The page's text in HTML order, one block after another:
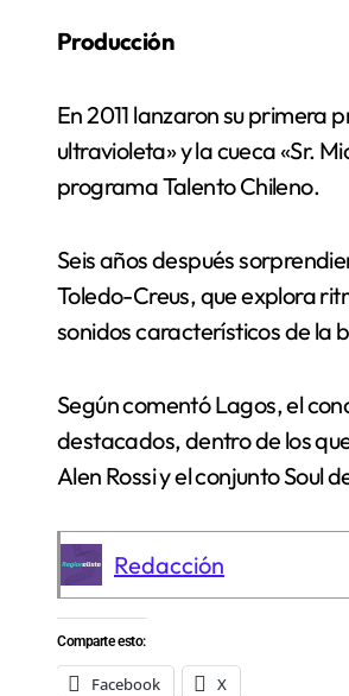
Producción
En 2011 lanzaron su primera
ultravioleta» y la cueca «Sr.
programa Talento Chileno.
Seis años después
Toledo-Creus, que explora
sonidos característicos de la
Según comentó Lagos, el
destacados, dentro de los
Alen Rossi y el conjunto Soul
Redacción
Comparte esto:
Facebook X